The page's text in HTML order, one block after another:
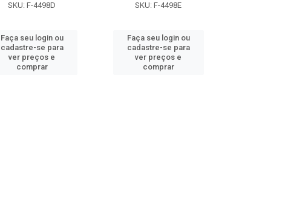
SKU: F-4498D
Faça seu login ou
cadastre-se para
ver preços e
comprar
SKU: F-4498E
Faça seu login ou
cadastre-se para
ver preços e
comprar